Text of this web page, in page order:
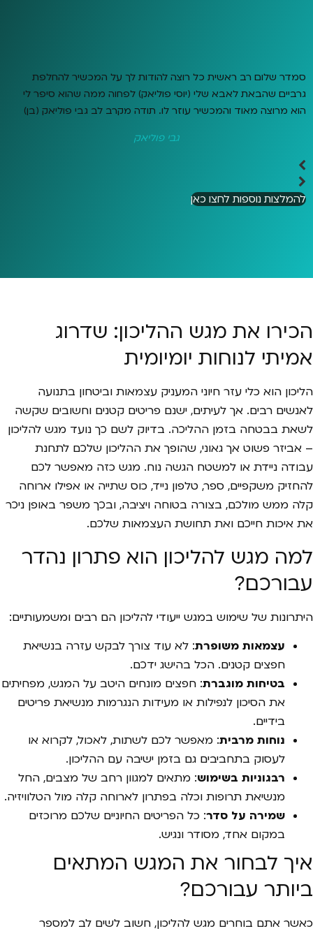
סמדר שלום רב ראשית כל רוצה להודות לך על המכשיר להחלפת
גרביים שהבאת לאבא שלי (יוסי פוליאק) לפחוה ממה שהוא סיפר לי
הוא מרוצה מאוד והמכשיר עוזר לו. תודה מקרב לב גבי פוליאק (בן)
גבי פוליאק
להמלצות נוספות לחצו כאן
הכירו את מגש ההליכון: שדרוג
אמיתי לנוחות יומיומית
הליכון הוא כלי עזר חיוני המעניק עצמאות וביטחון בתנועה
לאנשים רבים. אך לעיתים, ישנם פריטים קטנים וחשובים שקשה
לשאת בבטחה בזמן ההליכה. בדיוק לשם כך נועד מגש להליכון
– אביזר פשוט אך גאוני, שהופך את ההליכון שלכם לתחנת
עבודה ניידת או למשטח הגשה נוח. מגש כזה מאפשר לכם
להחזיק משקפיים, ספר, טלפון נייד, כוס שתייה או אפילו ארוחה
קלה ממש מולכם, בצורה בטוחה ויציבה, ובכך משפר באופן ניכר
את איכות חייכם ואת תחושת העצמאות שלכם.
למה מגש להליכון הוא פתרון נהדר
עבורכם?
היתרונות של שימוש במגש ייעודי להליכון הם רבים ומשמעותיים:
עצמאות משופרת: לא עוד צורך לבקש עזרה בנשיאת
חפצים קטנים. הכל בהישג ידכם.
בטיחות מוגברת: חפצים מונחים היטב על המגש, מפחיתים
את הסיכון לנפילות או מעידות הנגרמות מנשיאת פריטים
בידיים.
נוחות מרבית: מאפשר לכם לשתות, לאכול, לקרוא או
לעסוק בתחביבים גם בזמן ישיבה עם ההליכון.
רבגוניות בשימוש: מתאים למגוון רחב של מצבים, החל
מנשיאת תרופות וכלה בפתרון לארוחה קלה מול הטלוויזיה.
שמירה על סדר: כל הפריטים החיוניים שלכם מרוכזים
במקום אחד, מסודר ונגיש.
איך לבחור את המגש המתאים
ביותר עבורכם?
כאשר אתם בוחרים מגש להליכון, חשוב לשים לב למספר